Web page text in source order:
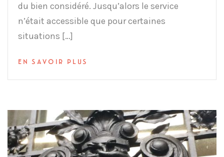
du bien considéré. Jusqu’alors le service
n’était accessible que pour certaines
situations […]
EN SAVOIR PLUS